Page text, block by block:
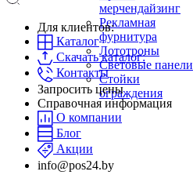
мерчендайзинг
Рекламная
фурнитура
Лототроны
Световые панели
Стойки
ограждения
Для клиентов:
Каталог
Скачать каталог:
Контакты
Запросить цены
Справочная информация
О компании
Блог
Акции
info@pos24.by